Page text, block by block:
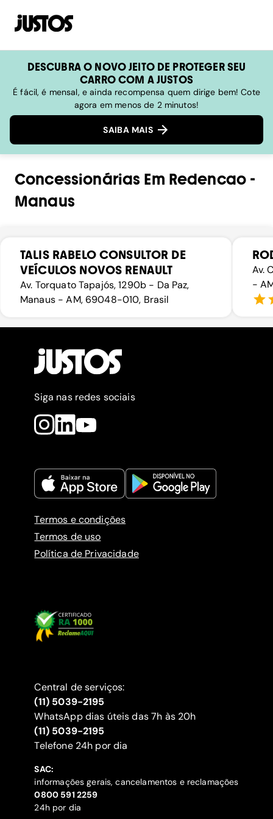
DESCUBRA O NOVO JEITO DE PROTEGER SEU
CARRO COM A JUSTOS
É fácil, é mensal, e ainda recompensa quem dirige bem! Cote
agora em menos de 2 minutos!
SAIBA MAIS
Concessionárias Em Redencao -
Manaus
TALIS RABELO CONSULTOR DE
VEÍCULOS NOVOS RENAULT
Av. Torquato Tapajós, 1290b - Da Paz,
Manaus - AM, 69048-010, Brasil
Av.
-
Siga nas redes sociais
Termos e condições
Termos de uso
Política de Privacidade
Central de serviços:
(11) 5039-2195
WhatsApp dias úteis das 7h às 20h
(11) 5039-2195
‍Telefone 24h por dia
SAC:
informações gerais, cancelamentos e reclamações
‍0800 591 2259
24h por dia